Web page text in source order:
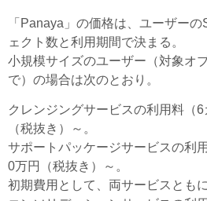
「Panaya」の価格は、ユーザー
ェクト数と利用期間で決まる。
小規模サイズのユーザー（対象オ
で）の場合は次のとおり。
クレンジングサービスの利用料（
（税抜き）～。
サポートパッケージサービスの利
0万円（税抜き）～。
初期費用として、両サービスとも